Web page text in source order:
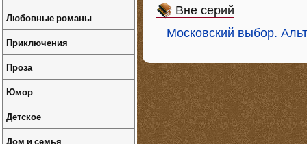
Вне серий
Московский выбор.
Любовные романы
Приключения
Проза
Юмор
Детское
Дом и семья